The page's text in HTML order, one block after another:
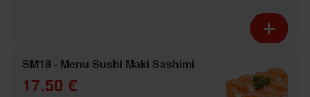
SM18 - Menu Sushi Maki Sashimi
17.50 €